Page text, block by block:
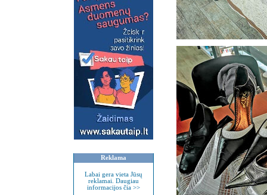
Reklama
Labai gera vieta Jūsų
reklamai. Daugiau
informacijos čia >>